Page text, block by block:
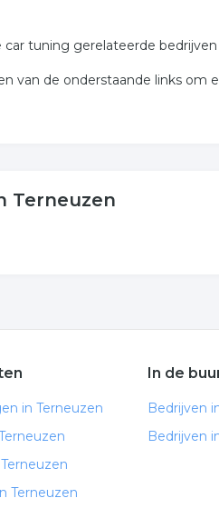
tuning gerelateerde
van de onderstaande links om
Terneuzen
in Terneuzen
Terneuzen
In de
Bedrijven
Bedrijven